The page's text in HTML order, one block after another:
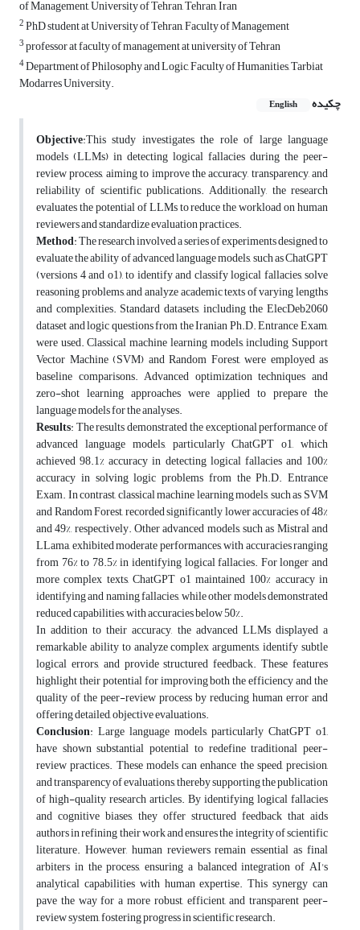
of Management, University of Tehran, Tehran, Iran
2PhD student at University of Tehran, Faculty of Management
3professor at faculty of management at university of Tehran
4Department of Philosophy and Logic, Faculty of Humanities, Tarbiat
Modarres University.
چکیده
English
Objective:This study investigates the role of large language
models (LLMs) in detecting logical fallacies during the peer-
review process, aiming to improve the accuracy, transparency, and
reliability of scientific publications. Additionally, the research
evaluates the potential of LLMs to reduce the workload on human
reviewers and standardize evaluation practices.
Method: The research involved a series of experiments designed to
evaluate the ability of advanced language models, such as ChatGPT
(versions 4 and o1), to identify and classify logical fallacies, solve
reasoning problems, and analyze academic texts of varying lengths
and complexities. Standard datasets, including the ElecDeb2060
dataset and logic questions from the Iranian Ph.D. Entrance Exam,
were used. Classical machine learning models, including Support
Vector Machine (SVM) and Random Forest, were employed as
baseline comparisons. Advanced optimization techniques and
zero-shot learning approaches were applied to prepare the
language models for the analyses.
Results: The results demonstrated the exceptional performance of
advanced language models, particularly ChatGPT o1, which
achieved 98.1% accuracy in detecting logical fallacies and 100%
accuracy in solving logic problems from the Ph.D. Entrance
Exam. In contrast, classical machine learning models, such as SVM
and Random Forest, recorded significantly lower accuracies of 48%
and 49%, respectively. Other advanced models, such as Mistral and
LLama, exhibited moderate performances, with accuracies ranging
from 76% to 78.5% in identifying logical fallacies. For longer and
more complex texts, ChatGPT o1 maintained 100% accuracy in
identifying and naming fallacies, while other models demonstrated
reduced capabilities, with accuracies below 50%.
In addition to their accuracy, the advanced LLMs displayed a
remarkable ability to analyze complex arguments, identify subtle
logical errors, and provide structured feedback. These features
highlight their potential for improving both the efficiency and the
quality of the peer-review process by reducing human error and
offering detailed, objective evaluations.
Conclusion: Large language models, particularly ChatGPT o1,
have shown substantial potential to redefine traditional peer-
review practices. These models can enhance the speed, precision,
and transparency of evaluations, thereby supporting the publication
of high-quality research articles. By identifying logical fallacies
and cognitive biases, they offer structured feedback that aids
authors in refining their work and ensures the integrity of scientific
literature. However, human reviewers remain essential as final
arbiters in the process, ensuring a balanced integration of AI's
analytical capabilities with human expertise. This synergy can
pave the way for a more robust, efficient, and transparent peer-
review system, fostering progress in scientific research.